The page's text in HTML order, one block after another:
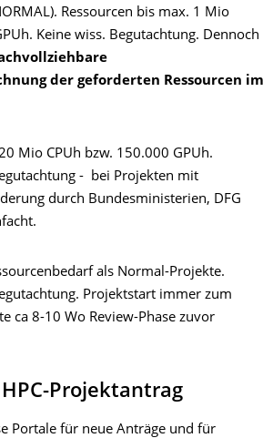
Ressourcen bis max. 1 Mio
Keine wiss. Begutachtung. Dennoch
der geforderten Ressourcen im
Mio CPUh bzw. 150.000 GPUh.
- bei Projekten mit
durch Bundesministerien, DFG
als Normal-Projekte.
Projektstart immer zum
ca 8-10 Wo Review-Phase zuvor
Projektantrag
Portale für neue Anträge und für